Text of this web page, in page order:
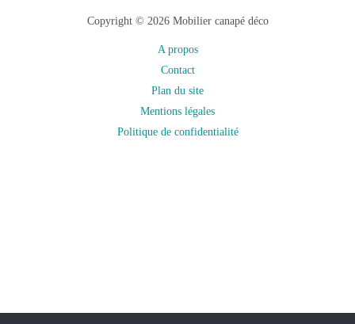
Copyright © 2026 Mobilier canapé déco
A propos
Contact
Plan du site
Mentions légales
Politique de confidentialité